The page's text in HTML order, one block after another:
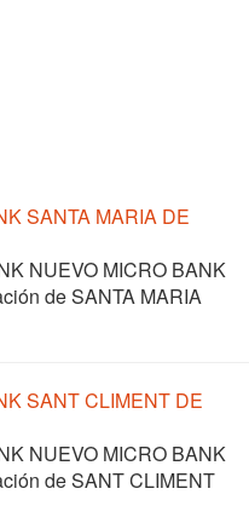
SANTA MARIA DE
NUEVO MICRO BANK
de SANTA MARIA
SANT CLIMENT DE
NUEVO MICRO BANK
de SANT CLIMENT